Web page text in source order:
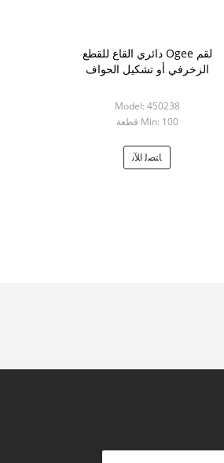
لقم Ogee دائري القاع للقطع
الزخرفي أو تشكيل الحواف
Model: 450238
Min: 100 قطعة
ﺎﺘﺼﻟ ﺍﻶﻧ